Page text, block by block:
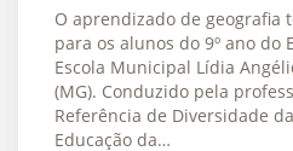
O aprendizado de geografia
para os alunos do 9º ano do
Escola Municipal Lídia
(MG). Conduzido pela
Referência de Diversidade
Educação da…